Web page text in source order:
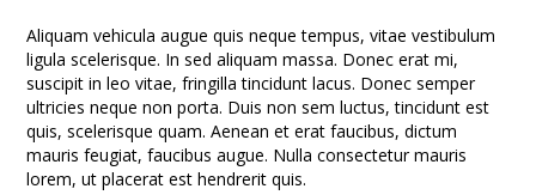
Aliquam vehicula augue quis neque tempus, vitae vestibulum
ligula scelerisque. In sed aliquam massa. Donec erat mi,
suscipit in leo vitae, fringilla tincidunt lacus. Donec semper
ultricies neque non porta. Duis non sem luctus, tincidunt est
quis, scelerisque quam. Aenean et erat faucibus, dictum
mauris feugiat, faucibus augue. Nulla consectetur mauris
lorem, ut placerat est hendrerit quis.